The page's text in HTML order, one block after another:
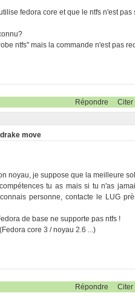
fedora core et que le ntfs n'est
ntfs" mais la commande n'est pas
Répondre Citer
move
noyau, je suppose que la meilleure
tu as mais si tu n'as
personne, contacte le LUG
de base ne supporte pas ntfs !
core 3 / noyau 2.6 ...)
Répondre Citer